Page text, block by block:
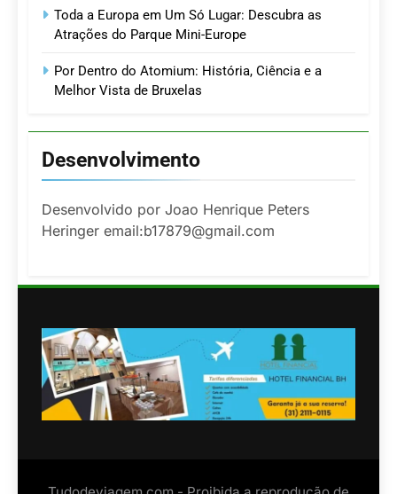
Toda a Europa em Um Só Lugar: Descubra as
Atrações do Parque Mini-Europe
Por Dentro do Atomium: História, Ciência e a
Melhor Vista de Bruxelas
Desenvolvimento
Desenvolvido por Joao Henrique Peters
Heringer email:b17879@gmail.com